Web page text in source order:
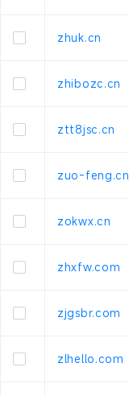
zhuk.cn
zhibozc.cn
ztt8jsc.cn
zuo-feng.cn
zokwx.cn
zhxfw.com
zjgsbr.com
zlhello.com